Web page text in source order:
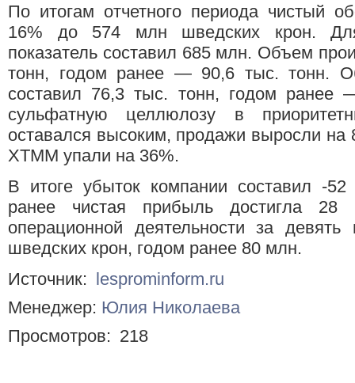
По итогам отчетного периода чистый
16% до 574 млн шведских крон.
показатель составил 685 млн. Объем
тонн, годом ранее — 90,6 тыс. тонн.
составил 76,3 тыс. тонн, годом
сульфатную целлюлозу в
оставался высоким, продажи выросли
ХТММ упали на 36%.
В итоге убыток компании составил -
ранее чистая прибыль достигла
операционной деятельности за
шведских крон, годом ранее 80 млн.
Источник:
lesprominform.ru
Менеджер: Юлия Николаева
Просмотров: 218